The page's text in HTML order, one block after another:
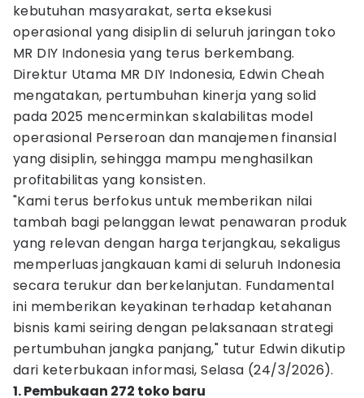
kebutuhan masyarakat, serta eksekusi
operasional yang disiplin di seluruh jaringan toko
MR DIY Indonesia yang terus berkembang.
Direktur Utama MR DIY Indonesia, Edwin Cheah
mengatakan, pertumbuhan kinerja yang solid
pada 2025 mencerminkan skalabilitas model
operasional Perseroan dan manajemen finansial
yang disiplin, sehingga mampu menghasilkan
profitabilitas yang konsisten.
"Kami terus berfokus untuk memberikan nilai
tambah bagi pelanggan lewat penawaran produk
yang relevan dengan harga terjangkau, sekaligus
memperluas jangkauan kami di seluruh Indonesia
secara terukur dan berkelanjutan. Fundamental
ini memberikan keyakinan terhadap ketahanan
bisnis kami seiring dengan pelaksanaan strategi
pertumbuhan jangka panjang," tutur Edwin dikutip
dari keterbukaan informasi, Selasa (24/3/2026).
1. Pembukaan 272 toko baru